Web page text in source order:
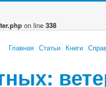
on line 338
Главная Статьи Книги